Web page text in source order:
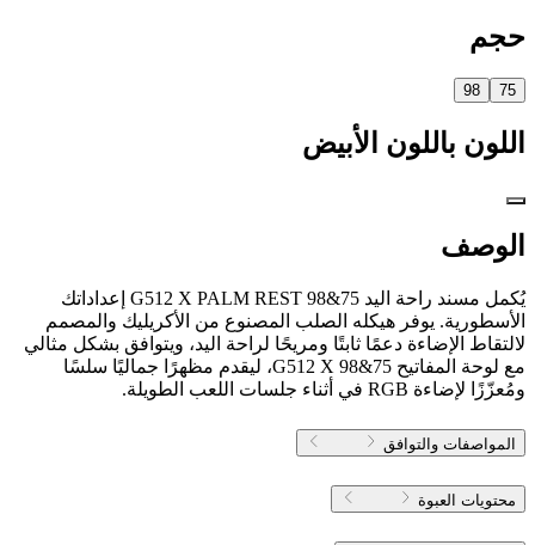
حجم
75
98
اللون باللون الأبيض
الوصف
يُكمل مسند راحة اليد G512 X PALM REST 98&75 إعداداتك
الأسطورية. يوفر هيكله الصلب المصنوع من الأكريليك والمصمم
لالتقاط الإضاءة دعمًا ثابتًا ومريحًا لراحة اليد، ويتوافق بشكل مثالي
مع لوحة المفاتيح G512 X 98&75، ليقدم مظهرًا جماليًا سلسًا
ومُعزّزًا لإضاءة RGB في أثناء جلسات اللعب الطويلة.
المواصفات والتوافق
محتويات العبوة